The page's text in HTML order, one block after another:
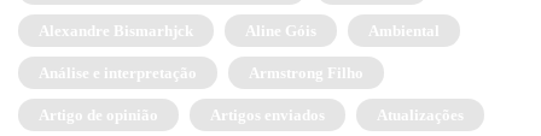
Alexandre Bismarhjck Aline Góis Ambiental
Análise e interpretação Armstrong Filho
Artigo de opinião Artigos enviados Atualizações